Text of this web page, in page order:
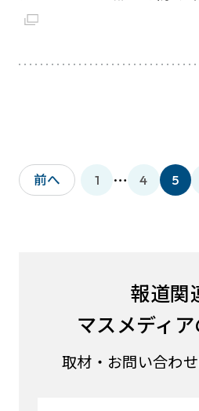
前へ 1 … 4 5
報道関
マスメディ
取材・お問い合わ